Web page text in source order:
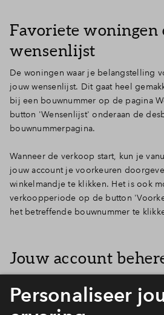
Favoriete woningen
wensenlijst
De woningen waar je belangstelling
jouw wensenlijst. Dit gaat heel
bij een bouwnummer op de pagina
button 'Wensenlijst' onderaan de
bouwnummerpagina.
Wanneer de verkoop start, kun je
jouw account je voorkeuren
winkelmandje te klikken. Het is ook
verkoopperiode op de button
het betreffende bouwnummer te
Jouw account
berichten lezen, documenten
gestart jouw voorkeuren beheren.